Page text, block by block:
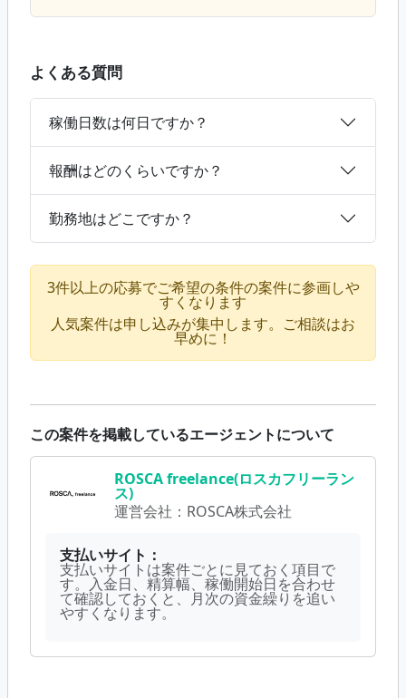
よくある質問
稼働日数は何日ですか？
報酬はどのくらいですか？
勤務地はどこですか？
3件以上の応募でご希望の条件の案件に参画しや
すくなります
人気案件は申し込みが集中します。ご相談はお
早めに！
この案件を掲載しているエージェントについて
ROSCA freelance(ロスカフリーラン
ス)
運営会社： ROSCA株式会社
支払いサイト：
支払いサイトは案件ごとに見ておく項目で
す。入金日、精算幅、稼働開始日を合わせ
て確認しておくと、月次の資金繰りを追い
やすくなります。